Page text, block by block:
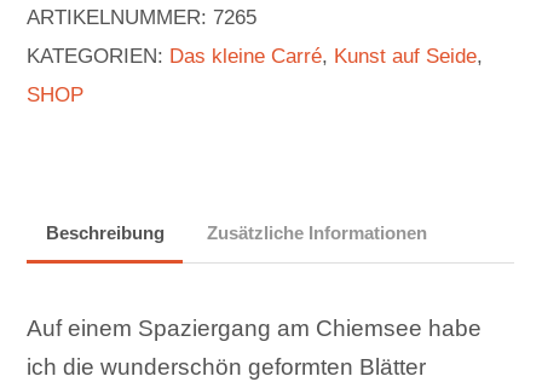
of
Forest
|
Menge
ARTIKELNUMMER: 7265
KATEGORIEN: Das kleine Carré, Kunst auf Seide,
SHOP
Beschreibung Zusätzliche Informationen
Auf einem Spaziergang am Chiemsee habe
ich die wunderschön geformten Blätter